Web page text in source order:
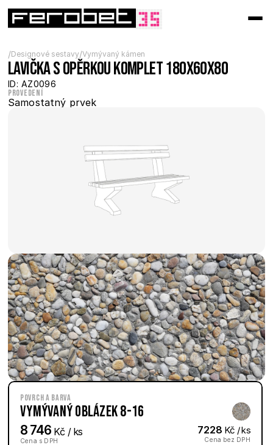
/Designové sestavy/Vymývaný kámen
Lavička s opěrkou komplet 180x60x80
ID: AZ0096
Provedení
Samostatný prvek
Povrch a barva
Vymývaný Oblázek 8-16
8 746 Kč / ks
Cena s DPH
7228 Kč / ks
Cena bez DPH